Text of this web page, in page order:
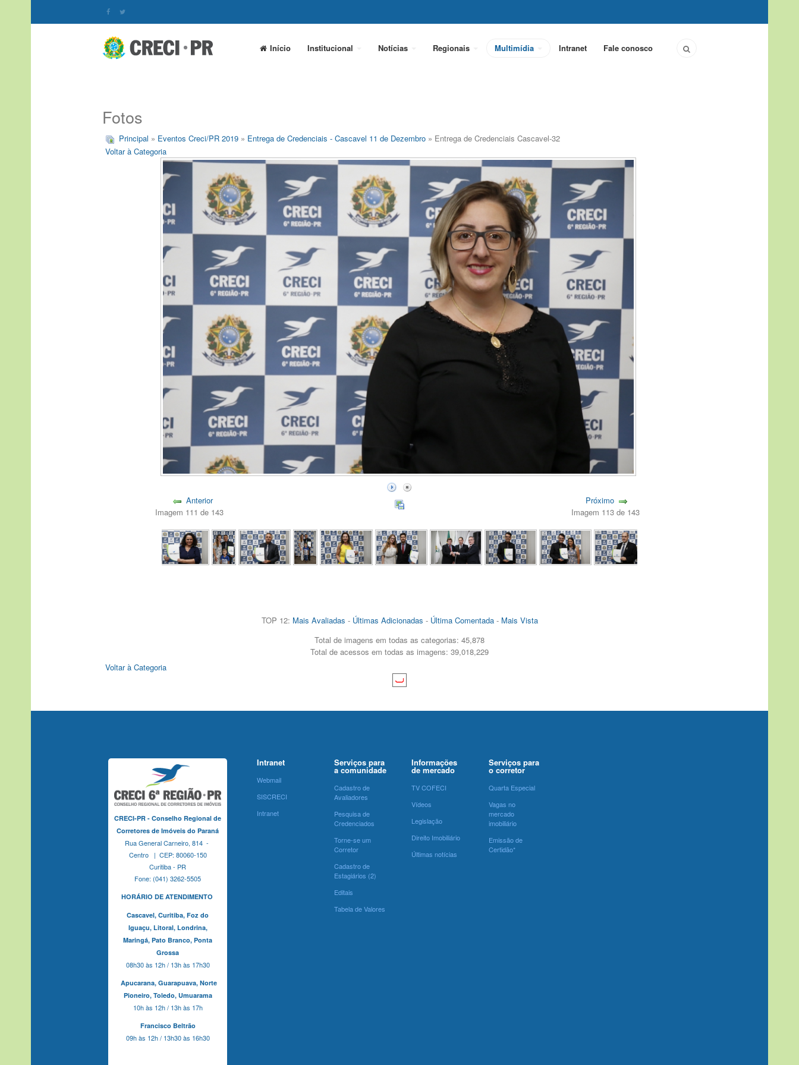
Início Institucional Notícias Regionais Multimídia Intranet Fale conosco
Fotos
Principal » Eventos Creci/PR 2019 » Entrega de Credenciais - Cascavel 11 de Dezembro » Entrega de Credenciais Cascavel-32
Voltar à Categoria
Anterior
Imagem 111 de 143
Próximo
Imagem 113 de 143
TOP 12: Mais Avaliadas - Últimas Adicionadas - Última Comentada- Mais Vista
Total de imagens em todas as categorias: 45,878
Total de acessos em todas as imagens: 39,018,229
Voltar à Categoria
CRECI-PR - Conselho Regional de
Corretores de Imóveis do Paraná
Rua General Carneiro, 814 -
Centro | CEP: 80060-150
Curitiba - PR
Fone: (041) 3262-5505
HORÁRIO DE ATENDIMENTO
Cascavel, Curitiba, Foz do
Iguaçu, Litoral, Londrina,
Maringá, Pato Branco, Ponta
Grossa
08h30 às 12h / 13h às 17h30
Apucarana, Guarapuava, Norte
Pioneiro, Toledo, Umuarama
10h às 12h / 13h às 17h
Francisco Beltrão
09h às 12h / 13h30 às 16h30
Intranet
Webmail
SISCRECI
Intranet
Serviços para
a comunidade
Cadastro de
Avaliadores
Pesquisa de
Credenciados
Torne-se um
Corretor
Cadastro de
Estagiários (2)
Editais
Tabela de Valores
Informações
de mercado
TV COFECI
Vídeos
Legislação
Direito Imobiliário
Últimas notícias
Serviços para
o corretor
Quarta Especial
Vagas no
mercado
imobiliário
Emissão de
Certidão*